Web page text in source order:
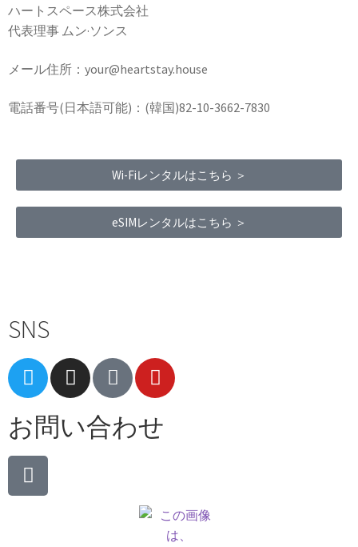
ハートスペース株式会社
代表理事 ムン·ソンス
メール住所：your@heartstay.house
電話番号(日本語可能)：(韓国)82-10-3662-7830
Wi-Fiレンタルはこちら ＞
eSIMレンタルはこちら ＞
SNS
お問い合わせ